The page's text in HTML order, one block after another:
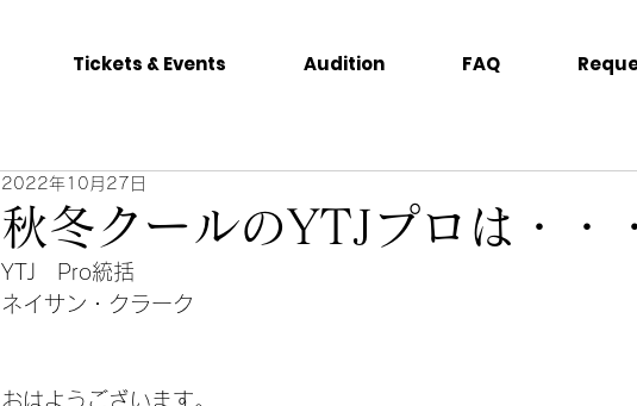
Tickets & Events Audition FAQ
秋冬クールのYTJプロは・・
2022年10月27日
YTJ　Pro統括
ネイサン・クラーク
おはようございます。